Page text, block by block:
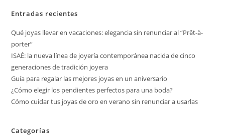
Entradas recientes
Qué joyas llevar en vacaciones: elegancia sin renunciar al “Prêt-à-
porter”
ISAÉ: la nueva línea de joyería contemporánea nacida de cinco
generaciones de tradición joyera
Guía para regalar las mejores joyas en un aniversario
¿Cómo elegir los pendientes perfectos para una boda?
Cómo cuidar tus joyas de oro en verano sin renunciar a usarlas
Categorías